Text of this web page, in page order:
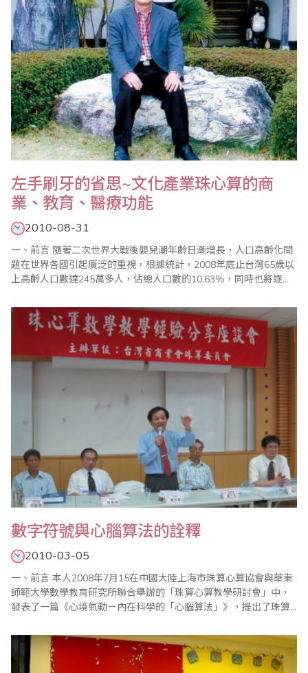
左手刷牙的省思~文化產業珠心算的商
業、教育、醫療功能
2010-08-31
一、前言 隨著二次世界大戰後嬰兒潮年齡日漸增長，人口高齡化問
題在世界各國引起廣泛的重視，根據統計，2008年底止台灣65歲以
上高齡人口數達245萬多人，佔總人口數的10.63％，同時也將逐年
題成為顯學，這在我們不斷構思著珠算心算發展方向之際，也是一
個發展契機。 根據研究，影響高齡人口的疾病之一就是老年失..
數字符號與心腦算法的詮釋
2010-03-05
一、前言 本人2008年7月15在中國大陸上海市珠算心算協會與華東
師範大學數學教育研究所聯合舉辦的「珠算心算教學研討會」中，
發表了一篇《心境氣動－內在科學的「心腦算法」》，提出了珠算
理層面的計算方法，進一步發揮能量將計算過程進入到潛能意識的
算法，是融入了生理、心理的一種觀念上突破，獲得了廣大的迴
響。 二、..